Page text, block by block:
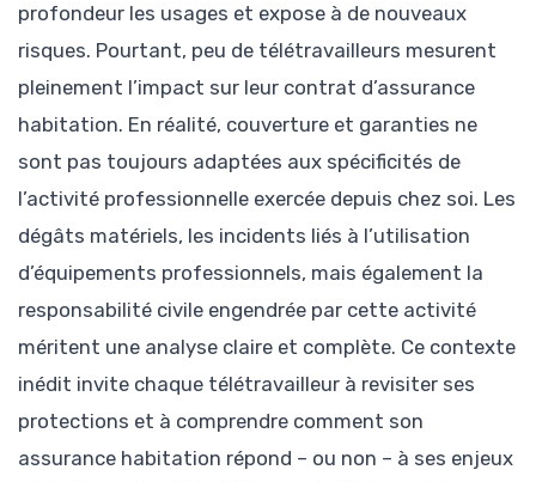
profondeur les usages et expose à de nouveaux
risques. Pourtant, peu de télétravailleurs mesurent
pleinement l’impact sur leur contrat d’assurance
habitation. En réalité, couverture et garanties ne
sont pas toujours adaptées aux spécificités de
l’activité professionnelle exercée depuis chez soi. Les
dégâts matériels, les incidents liés à l’utilisation
d’équipements professionnels, mais également la
responsabilité civile engendrée par cette activité
méritent une analyse claire et complète. Ce contexte
inédit invite chaque télétravailleur à revisiter ses
protections et à comprendre comment son
assurance habitation répond – ou non – à ses enjeux